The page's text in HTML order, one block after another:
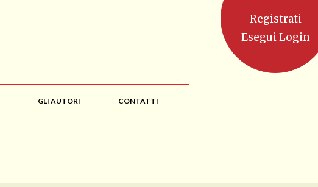
GLI AUTORI CONTATTI
Registrati
Esegui Login